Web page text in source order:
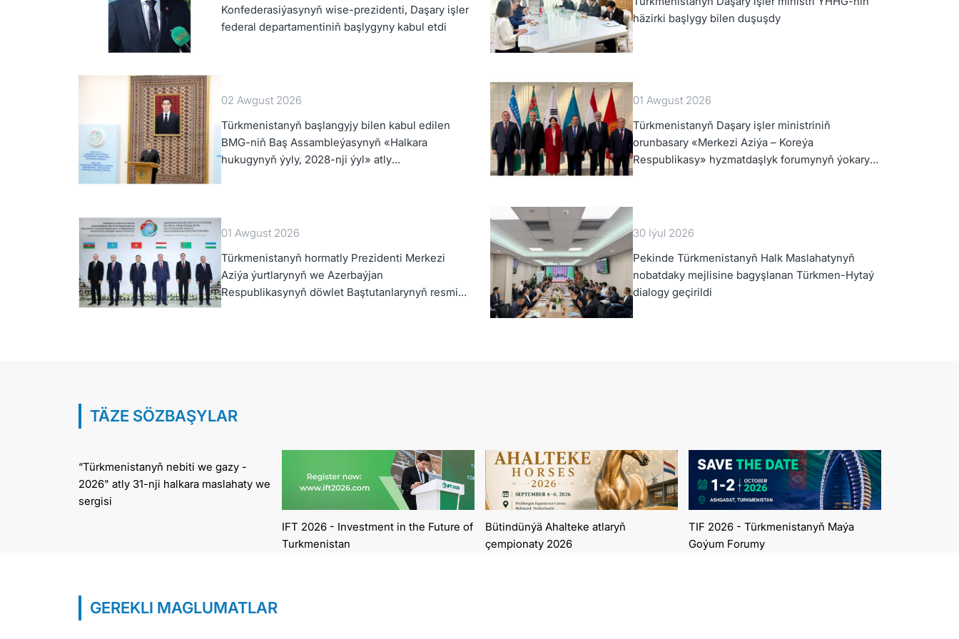
Konfederasiýasynyň wise-prezidenti, Daşary işler
federal departamentiniň başlygyny kabul etdi
häzirki başlygy bilen duşuşdy
02 Awgust 2026
Türkmenistanyň başlangyjy bilen kabul edilen
BMG-niň Baş Assambleýasynyň «Halkara
hukugynyň ýyly, 2028-nji ýyl» atly
01 Awgust 2026
Türkmenistanyň Daşary işler ministriniň
orunbasary «Merkezi Aziýa – Koreýa
Respublikasy» hyzmatdaşlyk forumynyň ýokary
01 Awgust 2026
Türkmenistanyň hormatly Prezidenti Merkezi
Aziýa ýurtlarynyň we Azerbaýjan
Respublikasynyň döwlet Baştutanlarynyň resmi
däl konsultatiw duşuşygyna gatnaşdy
30 Iýul 2026
Pekinde Türkmenistanyň Halk Maslahatynyň
nobatdaky mejlisine bagyşlanan Türkmen-Hytaý
dialogy geçirildi
TÄZE SÖZBAŞYLAR
“Türkmenistanyň nebiti we gazy -
2026" atly 31-nji halkara maslahaty we
sergisi
IFT 2026 - Investment in the Future of
Turkmenistan
Bütindünýä Ahalteke atlaryň
çempionaty 2026
TIF 2026 - Türkmenistanyň Maýa
Goýum Forumy
GEREKLI MAGLUMATLAR